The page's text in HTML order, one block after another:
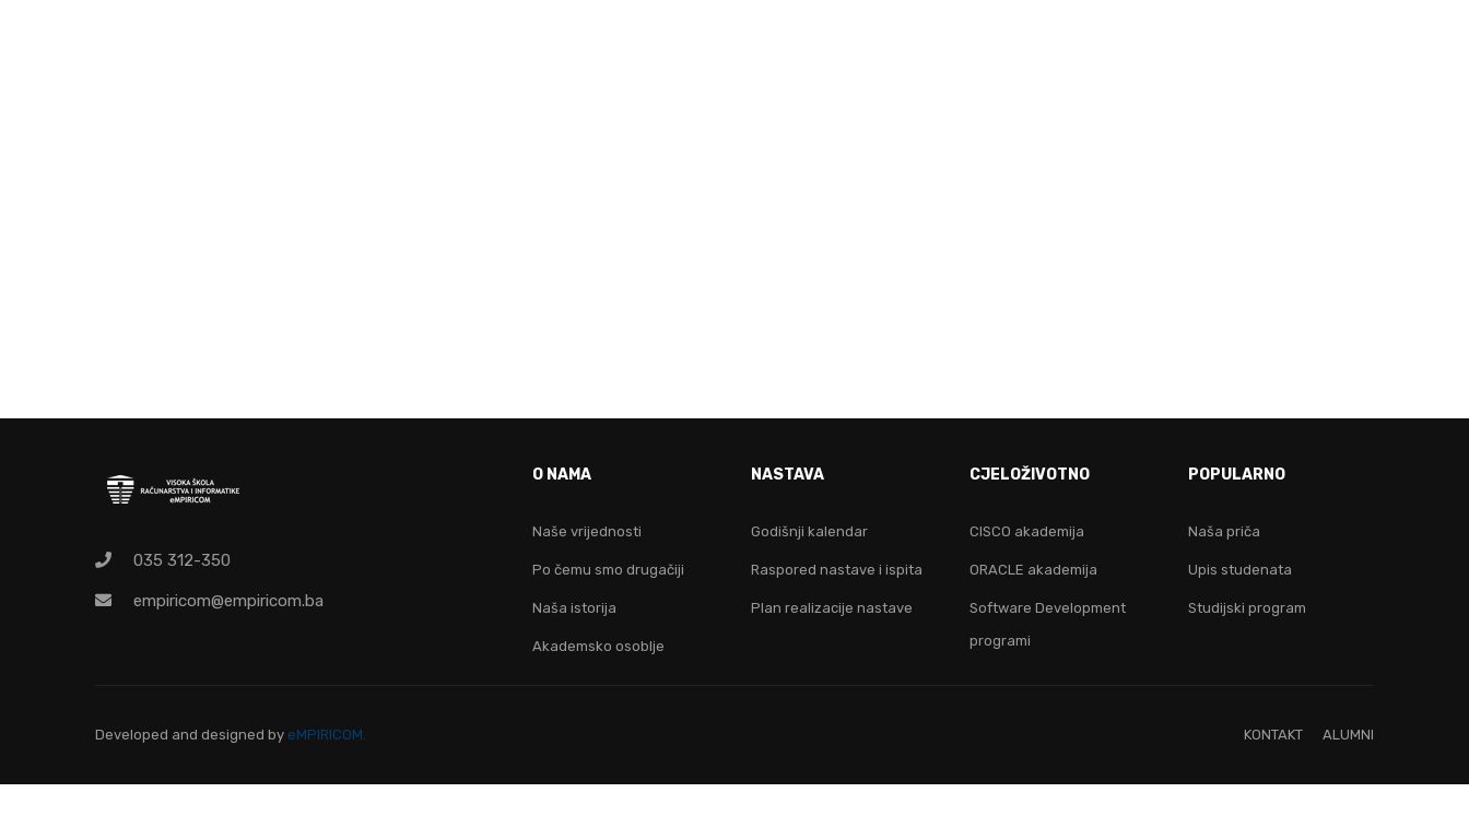
035 312-350
empiricom@empiricom.ba
O NAMA
Naše vrijednosti
Po čemu smo drugačiji
Naša istorija
Akademsko osoblje
NASTAVA
Godišnji kalendar
Raspored nastave i ispita
Plan realizacije nastave
CJELOŽIVOTNO
CISCO akademija
ORACLE akademija
Software Development
programi
POPULARNO
Naša priča
Upis studenata
Studijski program
Developed and designed by eMPIRICOM. KONTAKT ALUMNI
OVO JE FAKULTET ZA TEBE!